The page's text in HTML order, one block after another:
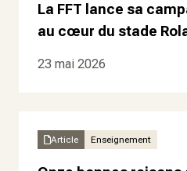
La FFT lance sa
au cœur du stade
23 mai 2026
Article Enseignement